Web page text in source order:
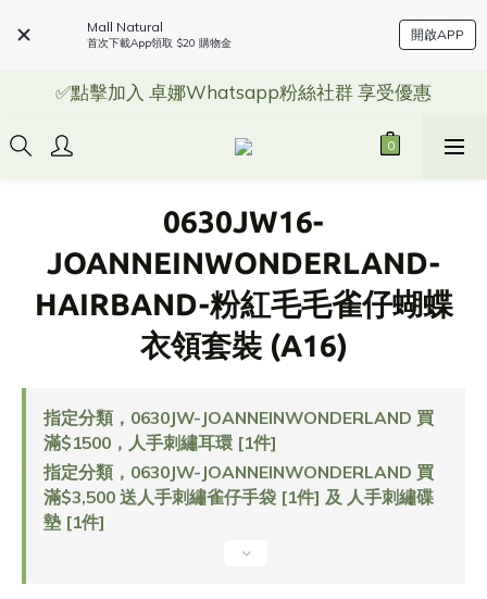
Mall Natural
首次下載App領取 $20 購物金
開啟APP
✅點擊加入 卓娜Whatsapp粉絲社群 享受優惠
0630JW16-
JOANNEINWONDERLAND-
HAIRBAND-粉紅毛毛雀仔蝴蝶
衣領套裝 (A16)
指定分類，0630JW-JOANNEINWONDERLAND 買
滿$1500，人手刺繡耳環 [1件]
指定分類，0630JW-JOANNEINWONDERLAND 買
滿$3,500 送人手刺繡雀仔手袋 [1件] 及 人手刺繡碟
墊 [1件]